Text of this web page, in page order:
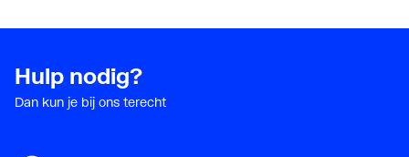
Hulp nodig?
Dan kun je bij ons terecht